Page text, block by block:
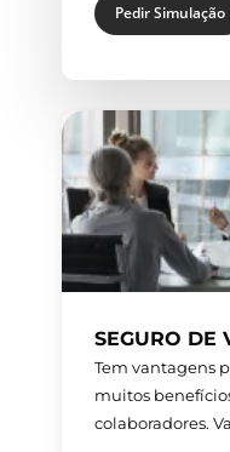
Pedir Simulação
SEGURO DE
Tem vantagens
muitos
colaboradores.